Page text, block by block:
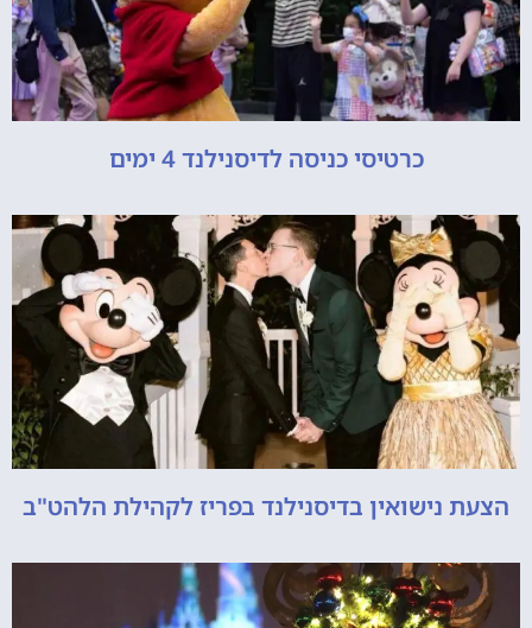
כרטיסי כניסה לדיסנילנד 4 ימים
הצעת נישואין בדיסנילנד בפריז לקהילת הלהט"ב